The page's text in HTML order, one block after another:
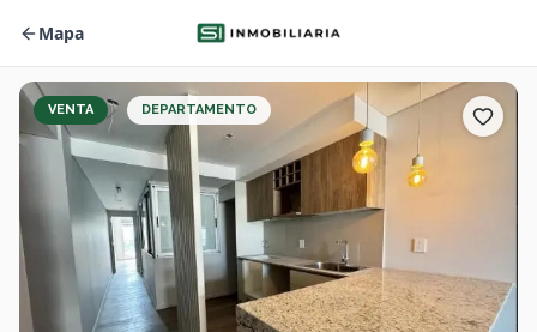
Mapa
VENTA DEPARTAMENTO